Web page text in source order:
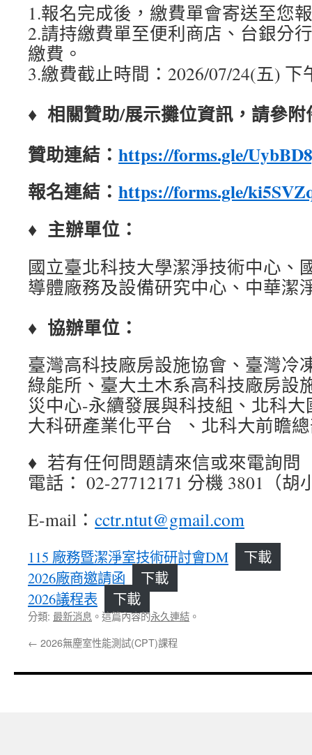
1.報名完成後，繳費單會寄送至您
2.請持繳費單至便利商店、台銀分
繳費。
3.繳費截止時間：2026/07/24(五) 下
♦ 相關贊助/展示攤位資訊，請參附
贊助連結： https://forms.gle/
報名連結： https://forms.gle/
♦ 主辦單位：
國立臺北科技大學潔淨技術中心、
導體廠務及設備研究中心、中華潔
♦ 協辦單位：
臺灣高科技廠房設施協會、臺灣冷
綠能所、臺大土木系高科技廠房設
災中心-永續發展與科技組、北科
大科研產業化平台 、北科大前瞻
♦ 若有任何問題請來信或來電詢問
電話： 02-27712171 分機 3801（
E-mail： cctr.ntut@gmail.com
115 廠務暨潔淨室技術研討會DM
下載
2026廠商邀請函
下載
2026議程表
下載
分類: 最新消息 。這篇內容的永久連結 。
← 2026無塵室性能測試(CPT)課程